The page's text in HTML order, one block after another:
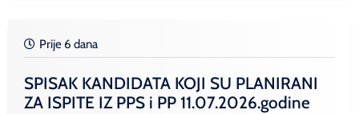
Prije 6 dana
SPISAK KANDIDATA KOJI SU PLANIRANI
ZA ISPITE IZ PPS i PP 11.07.2026.godine